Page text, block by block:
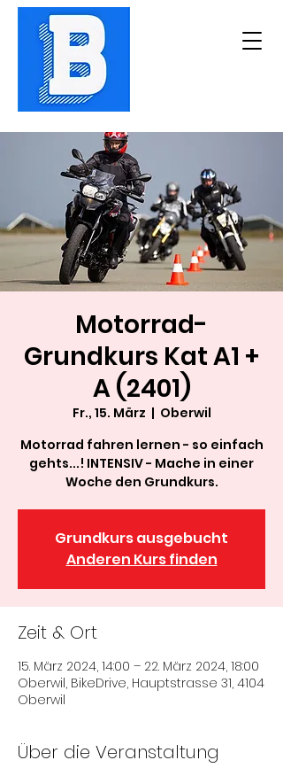
Motorrad-
Grundkurs Kat A1 +
A (2401)
Fr., 15. März
  |
Oberwil
Motorrad fahren lernen - so einfach
gehts...! INTENSIV - Mache in einer
Woche den Grundkurs.
Grundkurs ausgebucht
Anderen Kurs finden
Zeit & Ort
15. März 2024, 14:00 – 22. März 2024, 18:00
Oberwil, BikeDrive, Hauptstrasse 31, 4104
Oberwil
Über die Veranstaltung